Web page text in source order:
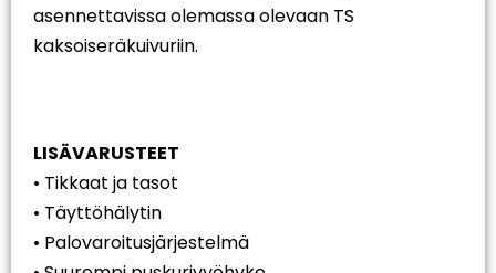
asennettavissa olemassa olevaan TS
kaksoiseräkuivuriin.
LISÄVARUSTEET
• Tikkaat ja tasot
• Täyttöhälytin
• Palovaroitusjärjestelmä